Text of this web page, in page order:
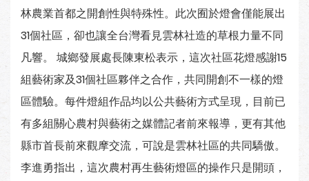
林農業首都之開創性與特殊性。此次囿於燈會僅能展出
31個社區，卻也讓全台灣看見雲林社造的草根力量不同
凡響。 城鄉發展處長陳東松表示，這次社區花燈感謝15
組藝術家及31個社區夥伴之合作，共同開創不一樣的燈
區體驗。每件燈組作品均以公共藝術方式呈現，目前已
有多組關心農村與藝術之媒體記者前來報導，更有其他
縣市首長前來觀摩交流，可說是雲林社區的共同驕傲。
李進勇指出，這次農村再生藝術燈區的操作只是開頭，